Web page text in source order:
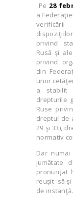
Pe 28
a
privind
Rusă şi
privind
din
unor
a stabilit
drepturile
Ruse
dreptul de
29 şi 33),
normativ
Dar numai
jumătate
pronunţat
reuşit să-
de instanţă.